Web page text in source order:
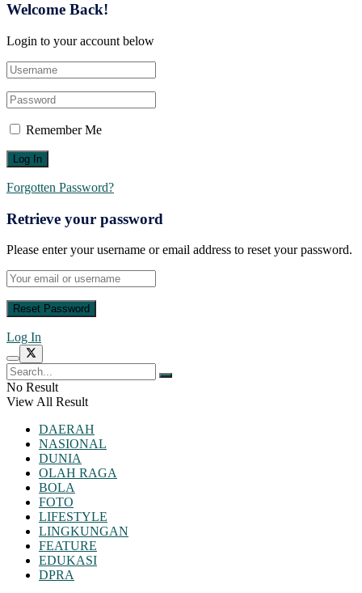
Welcome Back!
Login to your account below
Remember Me
Forgotten Password?
Retrieve your password
Please enter your username or email address to reset your password.
Log In
No Result
View All Result
DAERAH
NASIONAL
DUNIA
OLAH RAGA
BOLA
FOTO
LIFESTYLE
LINGKUNGAN
FEATURE
EDUKASI
DPRA